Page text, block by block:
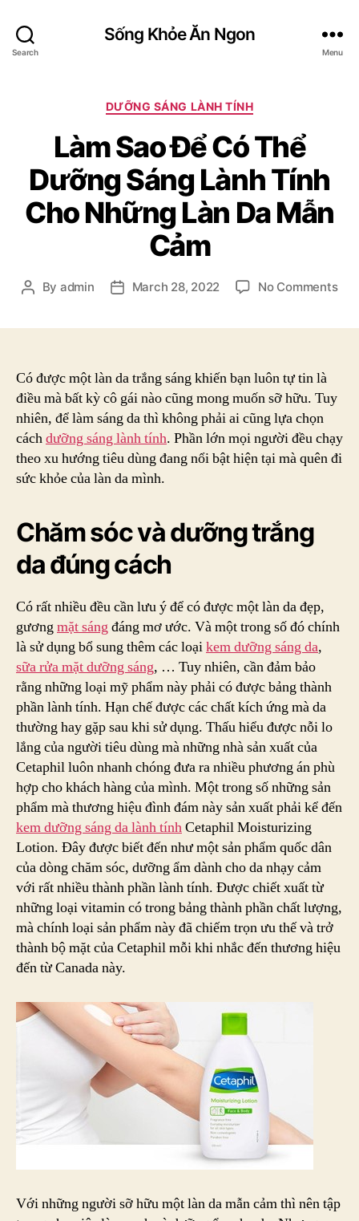
Search
Sống Khỏe Ăn Ngon
Menu
Categories
DƯỠNG SÁNG LÀNH TÍNH
Làm Sao Để Có Thể
Dưỡng Sáng Lành Tính
Cho Những Làn Da Mẫn
Cảm
Post
By admin
PostMarch 28, 2022 No Commentson
Cho
Có được một làn da trắng sáng khiến bạn luôn tự tin là
điều mà bất kỳ cô gái nào cũng mong muốn sỡ hữu. Tuy
nhiên, để làm sáng da thì không phải ai cũng lựa chọn
cáchdưỡng sáng lành tính. Phần lớn mọi người đều chạy
theo xu hướng tiêu dùng đang nổi bật hiện tại mà quên đi
sức khỏe của làn da mình.
Chăm sóc và dưỡng trắng
da đúng cách
Có rất nhiều đều cần lưu ý để có được một làn da đẹp,
gương mặt sáng đáng mơ ước. Và một trong số đó chính
là sử dụng bổ sung thêm các loạikem dưỡng sáng da,
sữa rửa mặt dưỡng sáng, … Tuy nhiên, cần đảm bảo
rằng những loại mỹ phẩm này phải có được bảng thành
phần lành tính. Hạn chế được các chất kích ứng mà da
thường hay gặp sau khi sử dụng. Thấu hiểu được nỗi lo
lắng của người tiêu dùng mà những nhà sản xuất của
Cetaphil luôn nhanh chóng đưa ra nhiều phương án phù
hợp cho khách hàng của mình. Một trong số những sản
phẩm mà thương hiệu đình đám này sản xuất phải kể đến
kem dưỡng sáng da lành tínhCetaphil Moisturizing
Lotion. Đây được biết đến như một sản phẩm quốc dân
của dòng chăm sóc, dưỡng ẩm dành cho da nhạy cảm
với rất nhiều thành phần lành tính. Được chiết xuất từ
những loại vitamin có trong bảng thành phần chất lượng,
mà chính loại sản phẩm này đã chiếm trọn ưu thế và trở
thành bộ mặt của Cetaphil mỗi khi nhắc đến thương hiệu
đến từ Canada này.
Với những người sỡ hữu một làn da mẫn cảm thì nên tập